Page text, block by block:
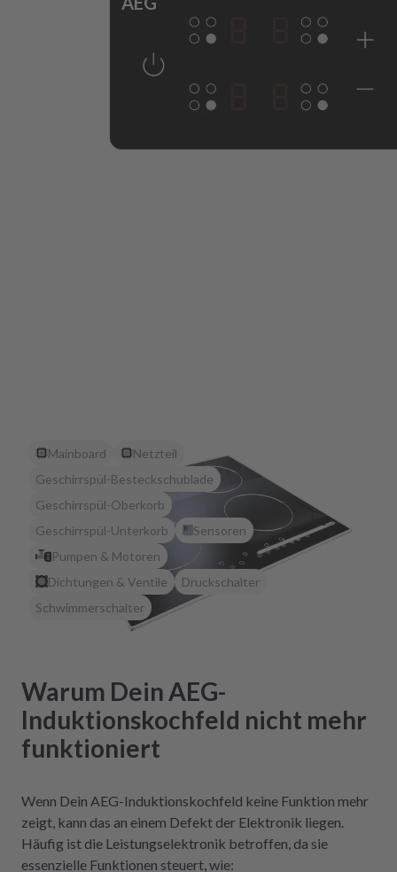
Mainboard
Netzteil
Geschirrspül-Besteckschublade
Geschirrspül-Oberkorb
Geschirrspül-Unterkorb
Sensoren
Pumpen & Motoren
Dichtungen & Ventile
Druckschalter
Schwimmerschalter
Warum Dein AEG-
Induktionskochfeld nicht mehr
funktioniert
Wenn Dein AEG-Induktionskochfeld keine Funktion mehr
zeigt, kann das an einem Defekt der Elektronik liegen.
Häufig ist die Leistungselektronik betroffen, da sie
essenzielle Funktionen steuert, wie: